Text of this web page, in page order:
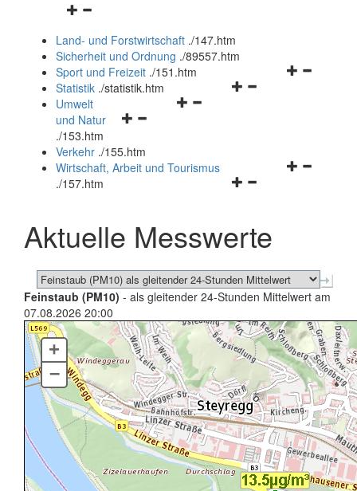
Navigationsmenü
und
schließen
Land- und Forstwirtschaft ./147.htm
Sicherheit und Ordnung ./89557.htm
Navigationsmenü
Sport und Freizeit ./151.htm
Navigationsmenü
Statistik ./statistik.htm
Navigationsmenü
und
schließen
Umwelt
und Natur
./153.htm
Verkehr ./155.htm
Navigationsmenü
schließen
Wirtschaft, Arbeit und Tourismus
./157.htm
Aktuelle Messwerte
Feinstaub (PM10) - als gleitender 24-Stunden Mittelwert am
07.08.2026 20:00
+
–